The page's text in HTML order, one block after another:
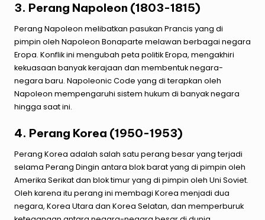
3. Perang Napoleon (1803-1815)
Perang Napoleon melibatkan pasukan Prancis yang di
pimpin oleh Napoleon Bonaparte melawan berbagai negara
Eropa. Konflik ini mengubah peta politik Eropa, mengakhiri
kekuasaan banyak kerajaan dan membentuk negara-
negara baru. Napoleonic Code yang di terapkan oleh
Napoleon mempengaruhi sistem hukum di banyak negara
hingga saat ini.
4. Perang Korea (1950-1953)
Perang Korea adalah salah satu perang besar yang terjadi
selama Perang Dingin antara blok barat yang di pimpin oleh
Amerika Serikat dan blok timur yang di pimpin oleh Uni Soviet.
Oleh karena itu perang ini membagi Korea menjadi dua
negara, Korea Utara dan Korea Selatan, dan memperburuk